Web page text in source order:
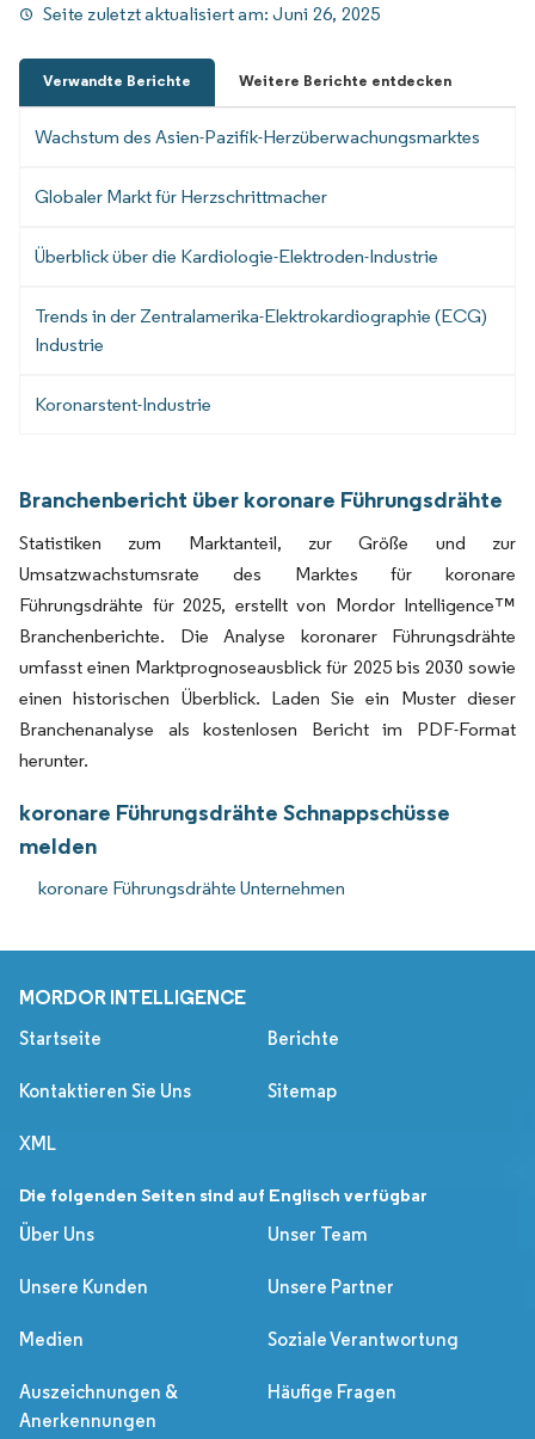
Seite zuletzt aktualisiert am:Juni 26, 2025
Verwandte Berichte Weitere Berichte entdecken
Wachstum des Asien-Pazifik-Herzüberwachungsmarktes
Globaler Markt für Herzschrittmacher
Überblick über die Kardiologie-Elektroden-Industrie
Trends in der Zentralamerika-Elektrokardiographie (ECG)
Industrie
Koronarstent-Industrie
Branchenbericht über koronare Führungsdrähte
Statistiken zum Marktanteil, zur Größe und zur
Umsatzwachstumsrate des Marktes für koronare
Führungsdrähte für 2025, erstellt von Mordor Intelligence™
Branchenberichte. Die Analyse koronarer Führungsdrähte
umfasst einen Marktprognoseausblick für 2025 bis 2030 sowie
einen historischen Überblick. Laden Sie ein Muster dieser
Branchenanalyse als kostenlosen Bericht im PDF-Format
herunter.
koronare Führungsdrähte Schnappschüsse
melden
koronare Führungsdrähte Unternehmen
MORDOR INTELLIGENCE
Startseite Berichte
Kontaktieren Sie Uns Sitemap
XML
Die folgenden Seiten sind auf Englisch verfügbar
Über Uns
Unser Team
Unsere Kunden Unsere Partner
Medien Soziale Verantwortung
Auszeichnungen &
Anerkennungen
Häufige Fragen